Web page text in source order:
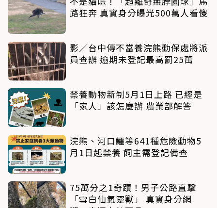
路狂奔 真實身分曝光500萬人看傻
影／台中傳不當養浣熊動保處將派
員查辦 逾期未登記最高罰25萬
禁養動物新制5月1日上路 已經是
「家人」該怎麼辦 農業部解答
浣熊、河口鱷等641種危險動物5
月1日起禁養 飼主需登記備查
75萬分之1奇蹟！男子公路直擊
「雪白仙氣靈獸」 真實身分網